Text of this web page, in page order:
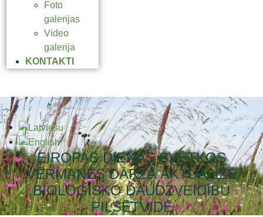
Foto
galerijas
Video
galerija
KONTAKTI
EIROPAS DIENAS SVĒTKOS
VĒRMANES DĀRZĀ AKTUALIZĒ
BIOLOĢISKO DAUDZVEIDĪBU
PILSĒTVIDĒ